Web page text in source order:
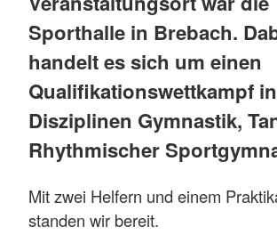
Sporthalle in Brebach.
handelt es sich um einen
Qualifikationswettkampf
Disziplinen Gymnastik,
Rhythmischer
Mit zwei Helfern und einem
standen wir bereit.